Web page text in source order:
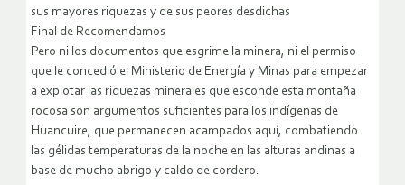
sus mayores riquezas y de sus peores desdichas
Final de Recomendamos
Pero ni los documentos que esgrime la minera, ni el permiso
que le concedió el Ministerio de Energía y Minas para empezar
a explotar las riquezas minerales que esconde esta montaña
rocosa son argumentos suficientes para los indígenas de
Huancuire, que permanecen acampados aquí, combatiendo
las gélidas temperaturas de la noche en las alturas andinas a
base de mucho abrigo y caldo de cordero.